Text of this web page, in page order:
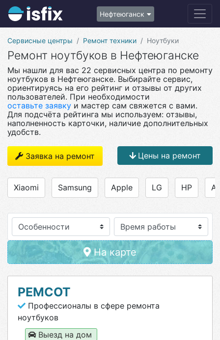
Нефтеюганск
Сервисные центры Ремонт техники Ноутбуки
Ремонт ноутбуков в Нефтеюганске
Мы нашли для вас 22 сервисных центра по ремонту
ноутбуков в Нефтеюганске. Выбирайте сервис,
ориентируясь на его рейтинг и отзывы от других
пользователей. При необходимости
оставьте заявку и мастер сам свяжется с вами.
Для подсчёта рейтинга мы используем: отзывы,
наполненность карточки, наличие дополнительных
удобств.
Заявка на ремонт Цены на ремонт
Xiaomi Samsung Apple LG HP
Особенности
На карте
РЕМСОТ
Профессионалы в сфере ремонта
ноутбуков
Выезд на дом